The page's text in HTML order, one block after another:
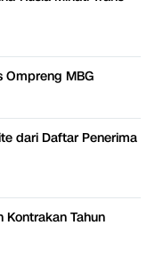
Ompreng MBG
dari Daftar Penerima
Kontrakan Tahun